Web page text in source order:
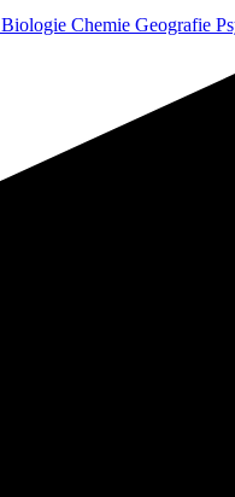
Biologie Chemie Geografie